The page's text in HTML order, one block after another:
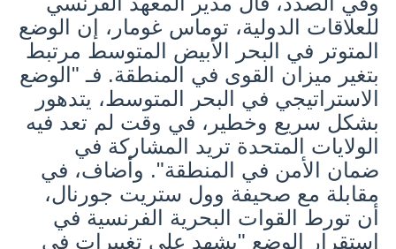
للعلاقات الدولية، توماس غومار، إن الوضع
المتوتر في البحر الأبيض المتوسط ​​مرتبط
بتغير ميزان القوى في المنطقة. فـ "الوضع
الاستراتيجي في البحر المتوسط، ​​يتدهور
بشكل سريع وخطير، في وقت لم تعد فيه
الولايات المتحدة تريد المشاركة في
ضمان الأمن في المنطقة". وأضاف، في
مقابلة مع صحيفة وول ستريت جورنال،
أن تورط القوات البحرية الفرنسية في
استقرار الوضع "يشهد على تغييرات في